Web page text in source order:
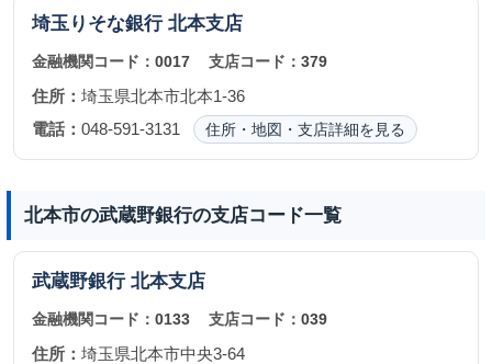
埼玉りそな銀行 北本支店
金融機関コード： 0017 支店コード：379
住所： 埼玉県北本市北本1-36
電話： 048-591-3131 住所・地図・支店詳細を見る
北本市の武蔵野銀行の支店コード一覧
武蔵野銀行 北本支店
金融機関コード： 0133 支店コード：039
住所： 埼玉県北本市中央3-64